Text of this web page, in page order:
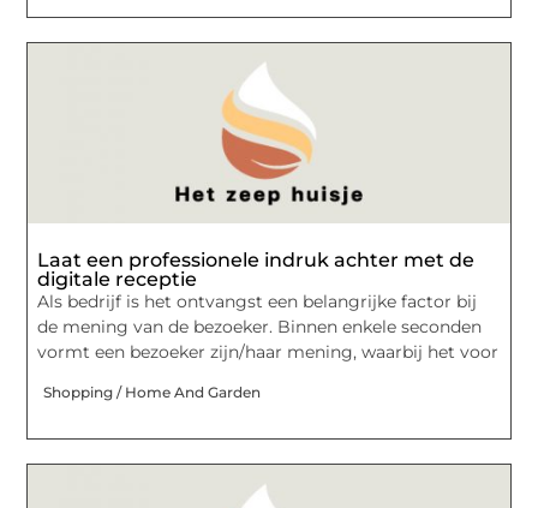
Laat een professionele indruk achter met de
digitale receptie
Als bedrijf is het ontvangst een belangrijke factor bij
de mening van de bezoeker. Binnen enkele seconden
vormt een bezoeker zijn/haar mening, waarbij het voor
Shopping / Home And Garden